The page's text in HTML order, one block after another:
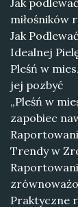
Jak
miłośników
Jak
Idealnej
Pleśń w
jej pozbyć
„Pleśń w
zapobiec
Trendy w
Praktyczne